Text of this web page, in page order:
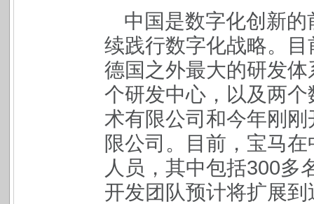
中国是数字化创新
续践行数字化战略。
德国之外最大的研发
个研发中心，以及两
术有限公司和今年刚
限公司。目前，宝马
人员，其中包括300多
开发团队预计将扩展到